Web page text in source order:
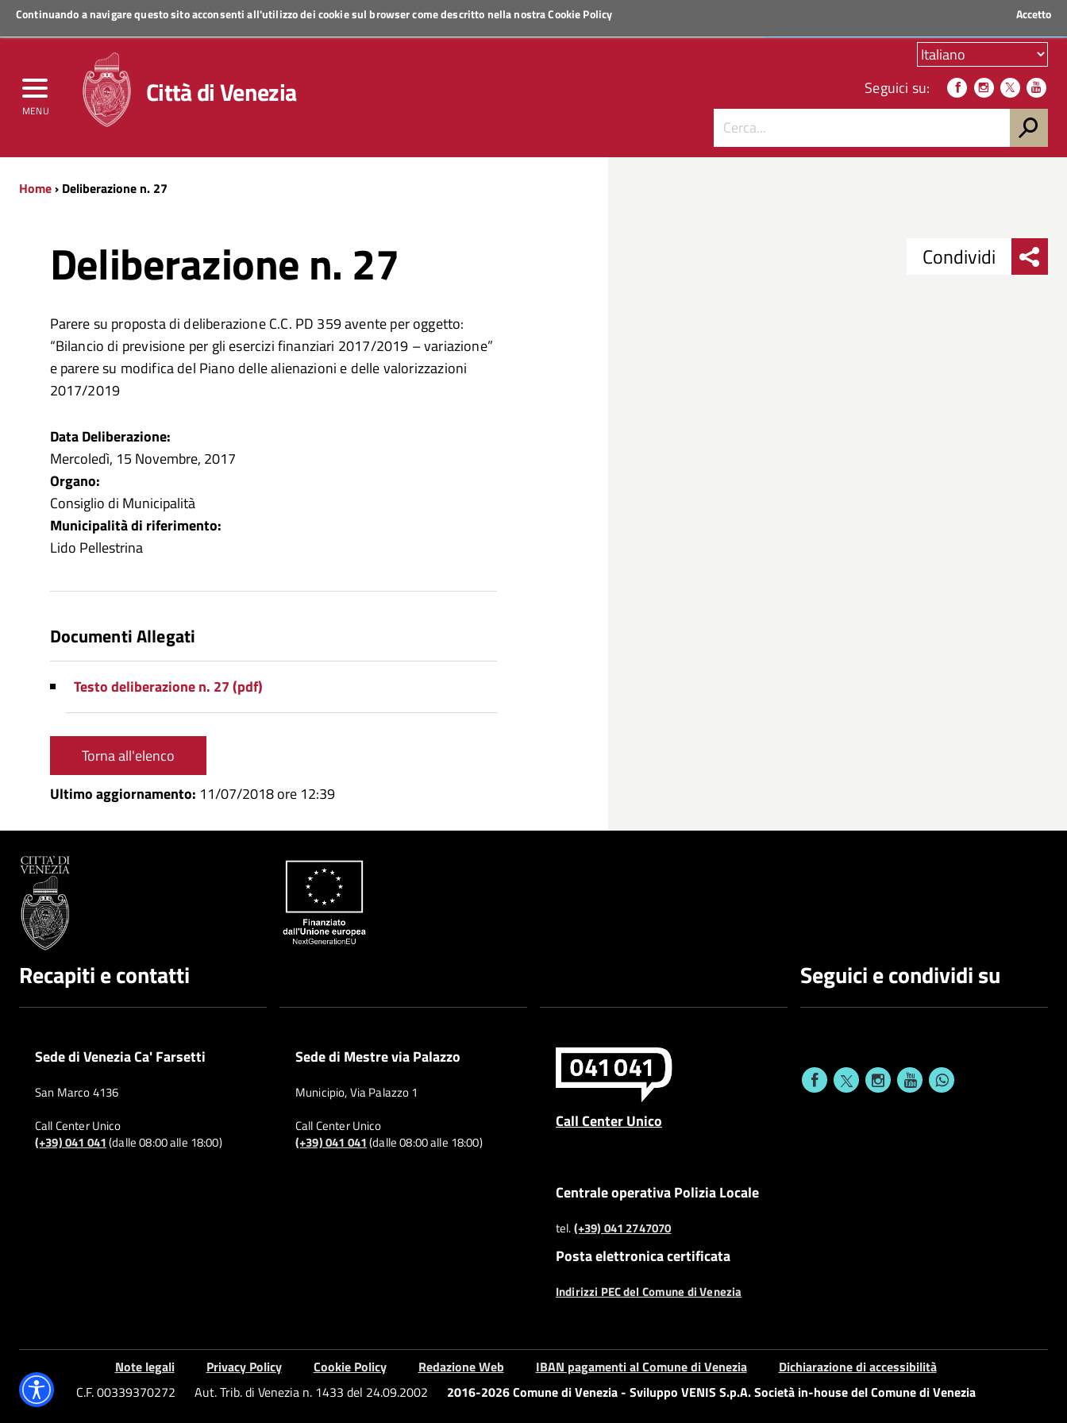
Continuando a navigare questo sito acconsenti all'utilizzo dei cookie sul browser come descritto nella nostraCookie Policy Accetto
MENU
Regione Veneto
Città di Venezia Seguici su:
Home› Deliberazione n. 27
Deliberazione n. 27
Parere su proposta di deliberazione C.C. PD 359 avente per oggetto:
“Bilancio di previsione per gli esercizi finanziari 2017/2019 – variazione”
e parere su modifica del Piano delle alienazioni e delle valorizzazioni
2017/2019
Data Deliberazione:
Mercoledì, 15 Novembre, 2017
Organo:
Consiglio di Municipalità
Municipalità di riferimento:
Lido Pellestrina
Documenti Allegati
Testo deliberazione n. 27 (pdf)
Torna all'elenco
Condividi
Ultimo aggiornamento: 11/07/2018 ore 12:39
Recapiti e contatti
Sede di Venezia Ca' Farsetti
San Marco 4136
Call Center Unico
(+39) 041 041(dalle 08:00 alle 18:00)
Sede di Mestre via Palazzo
Municipio, Via Palazzo 1
Call Center Unico
(+39) 041 041(dalle 08:00 alle 18:00)
Call Center Unico
Centrale operativa Polizia Locale
tel.(+39) 041 2747070
Posta elettronica certificata
Indirizzi PEC del Comune di Venezia
Seguici e condividi su
Note legali Privacy Policy Cookie Policy Redazione Web IBAN pagamenti al Comune di Venezia
Dichiarazione di accessibilità
C.F. 00339370272
Aut. Trib. di Venezia n. 1433 del 24.09.2002 2016-2026 Comune di Venezia - Sviluppo VENIS S.p.A. Società in-house del Comune di Venezia